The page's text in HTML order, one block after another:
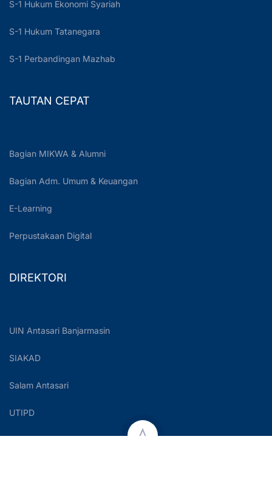
S-1 Hukum Ekonomi Syariah
S-1 Hukum Tatanegara
S-1 Perbandingan Mazhab
TAUTAN CEPAT
Bagian MIKWA & Alumni
Bagian Adm. Umum & Keuangan
E-Learning
Perpustakaan Digital
DIREKTORI
UIN Antasari Banjarmasin
SIAKAD
Salam Antasari
UTIPD